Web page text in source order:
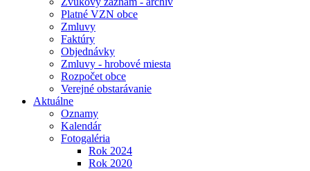
Platné VZN obce
Zmluvy
Faktúry
Objednávky
Zmluvy - hrobové miesta
Rozpočet obce
Verejné obstarávanie
Aktuálne
Oznamy
Kalendár
Fotogaléria
Rok 2024
Rok 2020